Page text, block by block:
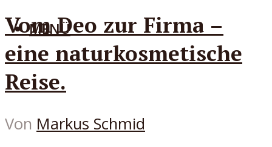
MENÜ
Vom Deo zur Firma –
eine naturkosmetische
Reise.
Von Markus Schmid